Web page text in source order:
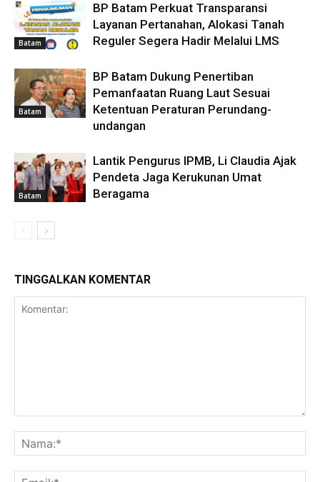
Batam
BP Batam Perkuat Transparansi
Layanan Pertanahan, Alokasi Tanah
Reguler Segera Hadir Melalui LMS
Batam
BP Batam Dukung Penertiban
Pemanfaatan Ruang Laut Sesuai
Ketentuan Peraturan Perundang-
undangan
Batam
Lantik Pengurus IPMB, Li Claudia Ajak
Pendeta Jaga Kerukunan Umat
Beragama
TINGGALKAN KOMENTAR